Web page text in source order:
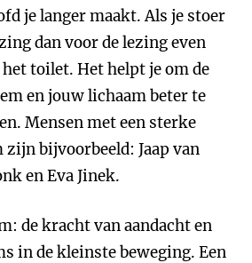
je langer maakt. Als je stoer
dan voor de lezing even
toilet. Het helpt je om de
en jouw lichaam beter te
Mensen met een sterke
bijvoorbeeld: Jaap van
en Eva Jinek.
de kracht van aandacht en
in de kleinste beweging. Een